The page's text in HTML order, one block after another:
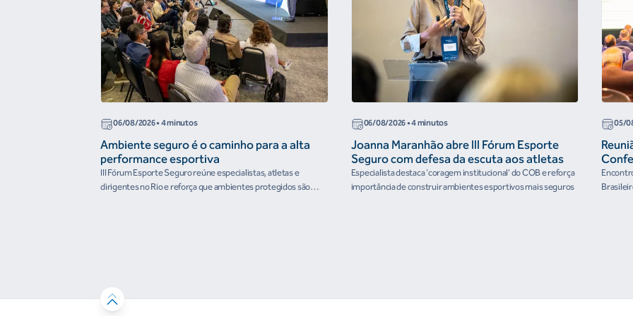
06/08/2026• 4 minutos
Ambiente seguro é o caminho para a alta
performance esportiva
III Fórum Esporte Seguro reúne especialistas, atletas e
dirigentes no Rio e reforça que ambientes protegidos são
06/08/2026• 4 minutos
Joanna Maranhão abre III Fórum Esporte
Seguro com defesa da escuta aos atletas
Especialista destaca 'coragem institucional' do COB e reforça
importância de construir ambientes esportivos mais seguros
05/
the